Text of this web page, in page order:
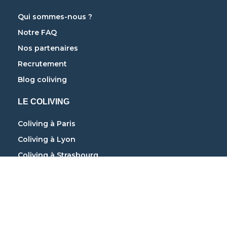
Qui sommes-nous ?
Notre FAQ
Nos partenaires
Recrutement
Blog coliving
LE COLIVING
Coliving à Paris
Coliving à Lyon
Coliving à Strasbourg